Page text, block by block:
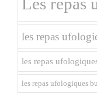
les repas
les repas
les repas ufologiques